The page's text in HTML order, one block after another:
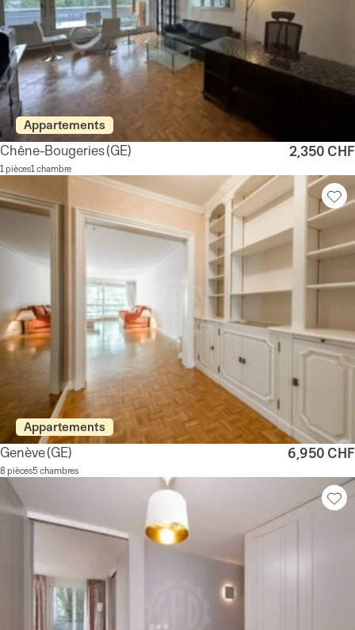
Appartements
Chêne-Bougeries(GE)
1 pièces1 chambre
2,350 CHF
Appartements
Genève(GE)
8 pièces5 chambres
6,950 CHF